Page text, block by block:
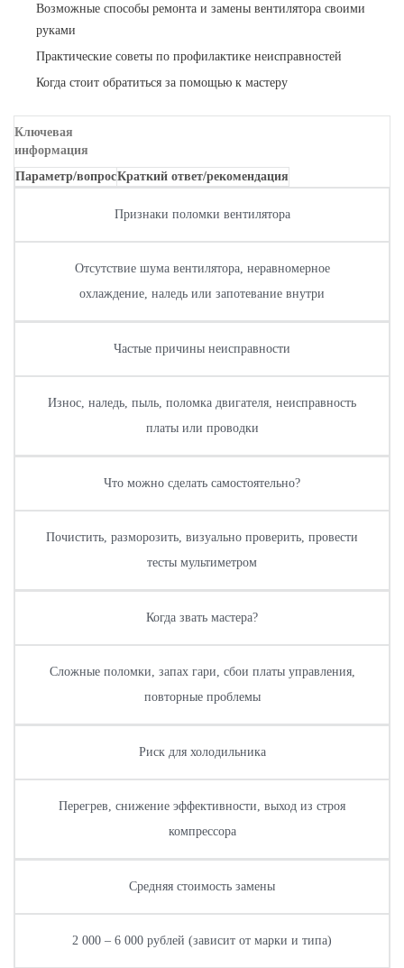
Возможные способы ремонта и замены вентилятора своими
руками
Практические советы по профилактике неисправностей
Когда стоит обратиться за помощью к мастеру
Ключевая
информация
Параметр/вопросКраткий ответ/рекомендация
Признаки поломки вентилятора
Отсутствие шума вентилятора, неравномерное
охлаждение, наледь или запотевание внутри
Частые причины неисправности
Износ, наледь, пыль, поломка двигателя, неисправность
платы или проводки
Что можно сделать самостоятельно?
Почистить, разморозить, визуально проверить, провести
тесты мультиметром
Когда звать мастера?
Сложные поломки, запах гари, сбои платы управления,
повторные проблемы
Риск для холодильника
Перегрев, снижение эффективности, выход из строя
компрессора
Средняя стоимость замены
2 000 – 6 000 рублей (зависит от марки и типа)